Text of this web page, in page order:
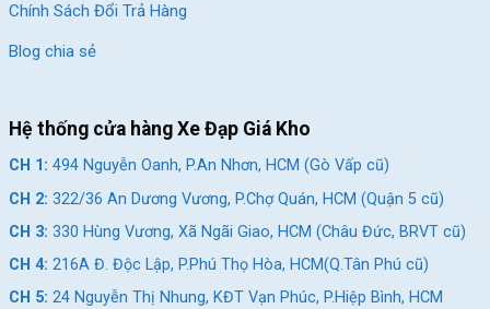
Chính Sách Đổi Trả Hàng
Blog chia sẻ
Hệ thống cửa hàng Xe Đạp Giá Kho
CH 1: 494 Nguyễn Oanh, P.An Nhơn, HCM (Gò Vấp cũ)
CH 2: 322/36 An Dương Vương, P.Chợ Quán, HCM (Quận 5 cũ)
CH 3: 330 Hùng Vương, Xã Ngãi Giao, HCM (Châu Đức, BRVT cũ)
CH 4: 216A Đ. Độc Lập, P.Phú Thọ Hòa, HCM(Q.Tân Phú cũ)
CH 5: 24 Nguyễn Thị Nhung, KĐT Vạn Phúc, P.Hiệp Bình, HCM